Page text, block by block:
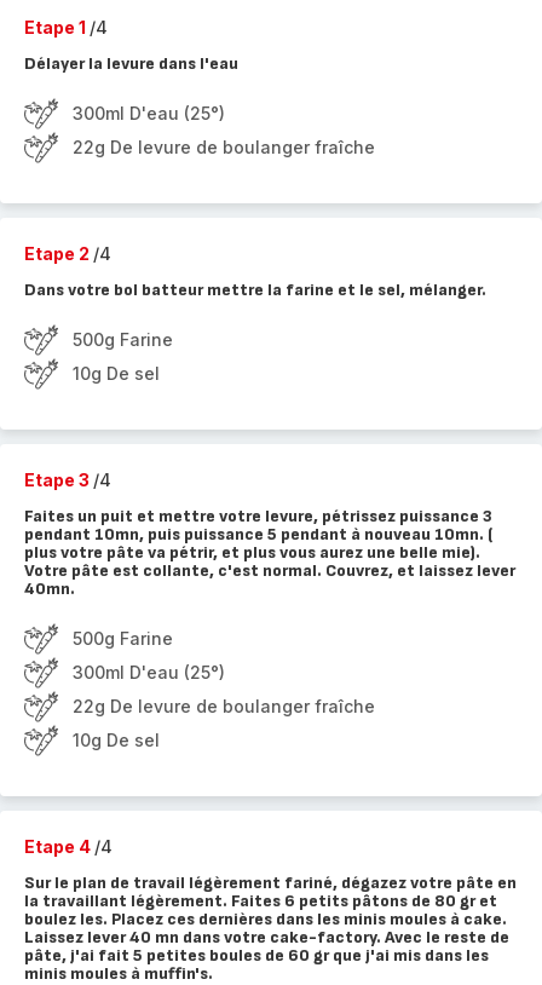
Etape 1 /4
Délayer la levure dans l'eau
300ml D'eau (25°)
22g De levure de boulanger fraîche
Etape 2 /4
Dans votre bol batteur mettre la farine et le sel, mélanger.
500g Farine
10g De sel
Etape 3 /4
Faites un puit et mettre votre levure, pétrissez puissance 3
pendant 10mn, puis puissance 5 pendant à nouveau 10mn. (
plus votre pâte va pétrir, et plus vous aurez une belle mie).
Votre pâte est collante, c'est normal. Couvrez, et laissez lever
40mn.
500g Farine
300ml D'eau (25°)
22g De levure de boulanger fraîche
10g De sel
Etape 4 /4
Sur le plan de travail légèrement fariné, dégazez votre pâte en
la travaillant légèrement. Faites 6 petits pâtons de 80 gr et
boulez les. Placez ces dernières dans les minis moules à cake.
Laissez lever 40 mn dans votre cake-factory. Avec le reste de
pâte, j'ai fait 5 petites boules de 60 gr que j'ai mis dans les
minis moules à muffin's.